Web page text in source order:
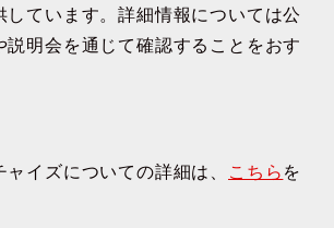
しています。詳細情報については公
説明会を通じて確認することをおす
イズについての詳細は、 こちら を